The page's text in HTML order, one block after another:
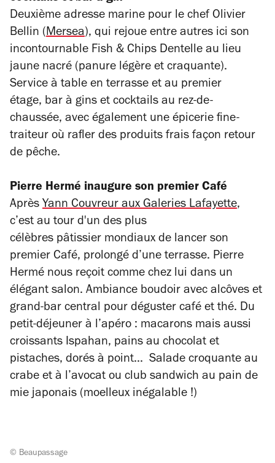
Deuxième adresse marine pour le chef Olivier
Bellin (Mersea), qui rejoue entre autres ici son
incontournable Fish & Chips Dentelle au lieu
jaune nacré (panure légère et craquante).
Service à table en terrasse et au premier
étage, bar à gins et cocktails au rez-de-
chaussée, avec également une épicerie fine-
traiteur où rafler des produits frais façon retour
de pêche.
Pierre Hermé inaugure son premier Café
Après Yann Couvreur aux Galeries Lafayette,
c’est au tour d'un des plus
célèbres pâtissier mondiaux de lancer son
premier Café, prolongé d’une terrasse. Pierre
Hermé nous reçoit comme chez lui dans un
élégant salon. Ambiance boudoir avec alcôves et
grand-bar central pour déguster café et thé. Du
petit-déjeuner à l’apéro : macarons mais aussi
croissants Ispahan, pains au chocolat et
pistaches, dorés à point... Salade croquante au
crabe et à l’avocat ou club sandwich au pain de
mie japonais (moelleux inégalable !)
© Beaupassage